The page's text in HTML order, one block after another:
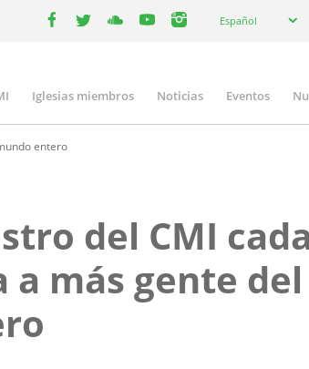
your
Español
Iglesias miembros Noticias Eventos
entero
del CMI
a más gente